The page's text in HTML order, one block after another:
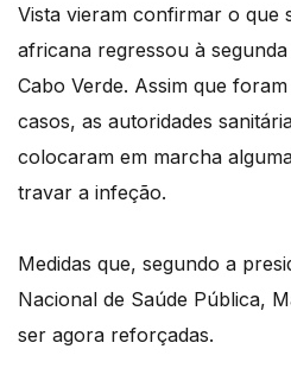
Vista vieram confirmar o que
africana regressou à
Cabo Verde. Assim que
casos, as autoridades
colocaram em marcha
travar a infeção.
Medidas que, segundo a
Nacional de Saúde Pública,
ser agora reforçadas.